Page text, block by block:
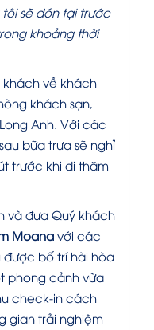
sẽ đón tại trước
khoảng thời
khách về khách
khách sạn,
Anh. Với các
bữa trưa sẽ nghỉ
trước khi đi thăm
và đưa Quý khách
Moanavới các
bố trí hài hòa
phong cảnh vừa
check-in cách
gian trải nghiệm